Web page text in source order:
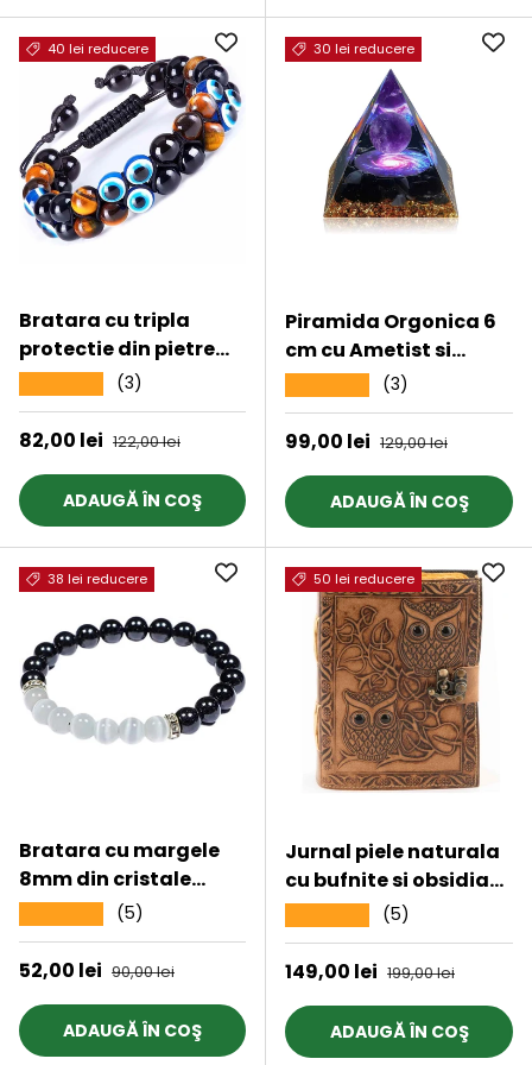
40 lei reducere
Bratara cu tripla
protectie din pietre
naturale 8mm Ochi de
tigru natural,
Obsidian negru si
noroc si prosperitate,
fericire
(3)
Preț de vânzare
82,00 lei Preț obișnuit
122,00 lei
ADAUGĂ ÎN COŞ
30 lei reducere
Piramida Orgonica 6
cm cu Ametist si
Obsidian - Protectie si
Echilibru Energetic
(3)
Preț de vânzare
99,00 lei Preț obișnuit
129,00 lei
ADAUGĂ ÎN COŞ
38 lei reducere
Bratara cu margele
8mm din cristale
naturale Obsidian
negru si selenit pentru
dragoste
(5)
Preț de vânzare
52,00 lei Preț obișnuit
90,00 lei
ADAUGĂ ÎN COŞ
50 lei reducere
Jurnal piele naturala
cu bufnite si obsidian
– Intelepciune si
protectie
(5)
Preț de vânzare
149,00 lei Preț obișnuit
199,00 lei
ADAUGĂ ÎN COŞ